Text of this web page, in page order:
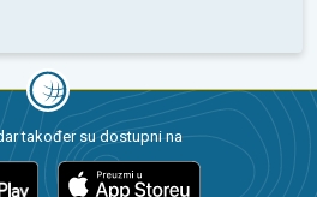
također su dostupni na